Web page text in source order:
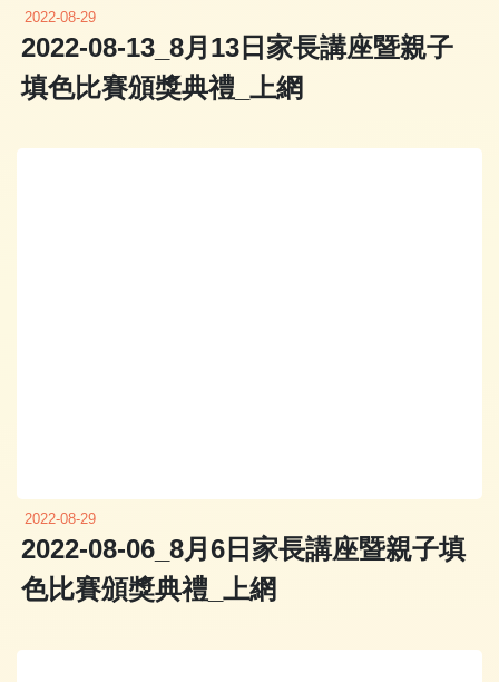
2022-08-29
2022-08-13_8月13日家長講座暨親子
填色比賽頒獎典禮_上網
2022-08-29
2022-08-06_8月6日家長講座暨親子填
色比賽頒獎典禮_上網